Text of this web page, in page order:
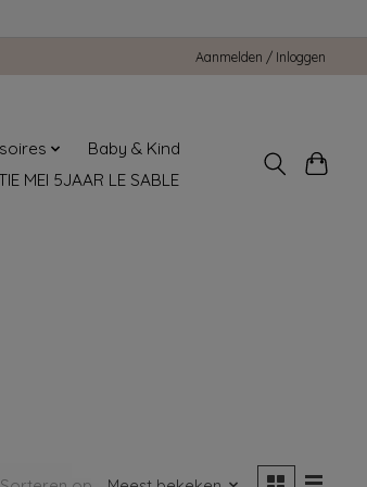
Aanmelden / Inloggen
Baby & Kind
MEI 5JAAR LE SABLE